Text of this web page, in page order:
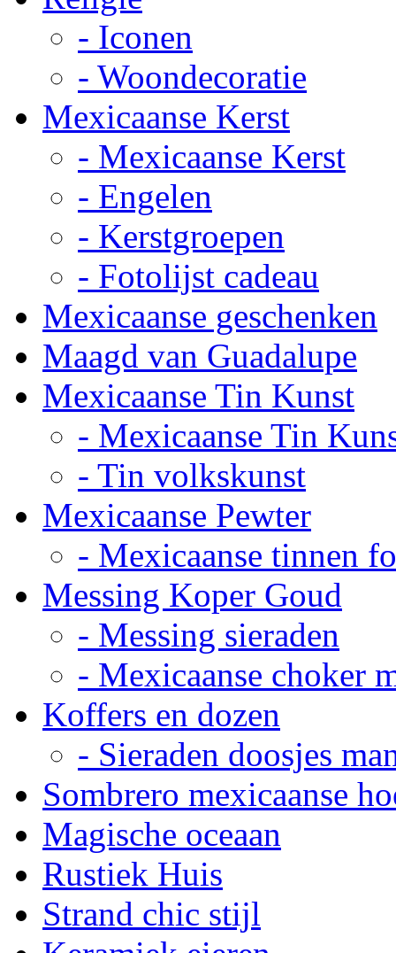
- Iconen
- Woondecoratie
Mexicaanse Kerst
- Mexicaanse Kerst
- Engelen
- Kerstgroepen
- Fotolijst cadeau
Mexicaanse geschenken
Maagd van Guadalupe
Mexicaanse Tin Kunst
- Mexicaanse Tin
- Tin volkskunst
Mexicaanse Pewter
- Mexicaanse tinnen
Messing Koper Goud
- Messing sieraden
- Mexicaanse choker
Koffers en dozen
- Sieraden doosjes
Sombrero mexicaanse
Magische oceaan
Rustiek Huis
Strand chic stijl